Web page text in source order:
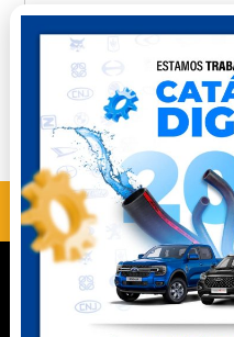
ANTERIOR
MC13102